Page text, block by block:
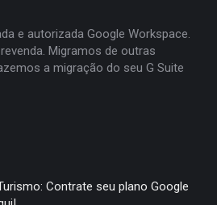
e autorizada Google Workspace.
Migramos de outras
a migração do seu G Suite
Contrate seu plano Google